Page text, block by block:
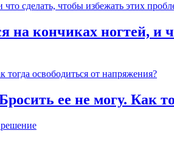
кончиках ногтей, и
ее не могу. Как